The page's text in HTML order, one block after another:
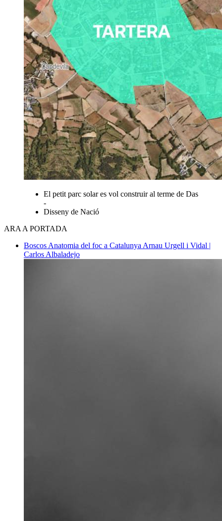
El petit parc solar es vol construir al terme de Das
-
Disseny de Nació
ARA A PORTADA
Boscos Anatomia del foc a Catalunya Arnau Urgell i Vidal |
Carlos Albaladejo